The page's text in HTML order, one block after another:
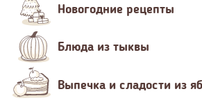
Новогодние рецепты
Блюда из тыквы
Выпечка и сладости из